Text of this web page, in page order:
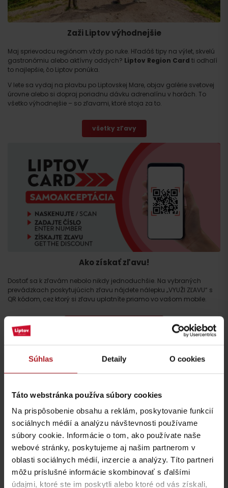
Súhlas Detaily O cookies
Táto webstránka používa súbory cookies
Na prispôsobenie obsahu a reklám, poskytovanie funkcií
sociálnych médií a analýzu návštevnosti používame
súbory cookie. Informácie o tom, ako používate naše
webové stránky, poskytujeme aj našim partnerom v
oblasti sociálnych médií, inzercie a analýzy. Títo partneri
môžu príslušné informácie skombinovať s ďalšími
údajmi, ktoré ste im poskytli alebo ktoré od vás získali,
Zaži Liptov výhodnejšie
Maj sprievodcu regiónom vždy po ruke. Hľadáš tipy na výlet, skvelú
gastronómiu alebo aktívny oddych? Liptov Region Card ti odhalí
to najlepšie, čo Liptov ponúka.
V lete sa vydaj na plavbu po Liptovskej Mare, objav galérie svetovej
úrovne alebo si dopraj poriadnu dávku adrenalínu v horách. To
všetko výhodnejšie – so zľavami, ktoré stoja za to.
všetky zľavy
Ako získať zľavu!
Dostať sa k zľavám nebolo nikdy jednoduchšie. Na vybraných
prevádzkach poskytujúcich zľavu nájdete nálepku „VYUŽI ZĽAVU“ s
QR kódom, cez ktorý si zľavu uplatníte priamo vo vašom mobile.
Ušetrites Liptov Region Card
Príchod